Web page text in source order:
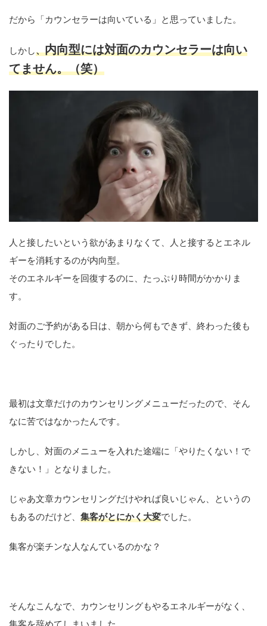
だから「カウンセラーは向いている」と思っていました。
しかし、内向型には対面のカウンセラーは向い
てません。（笑）
人と接したいという欲があまりなくて、人と接するとエネル
ギーを消耗するのが内向型。
そのエネルギーを回復するのに、たっぷり時間がかかりま
す。
対面のご予約がある日は、朝から何もできず、終わった後も
ぐったりでした。
最初は文章だけのカウンセリングメニューだったので、そん
なに苦ではなかったんです。
しかし、対面のメニューを入れた途端に「やりたくない！で
きない！」となりました。
じゃあ文章カウンセリングだけやれば良いじゃん、というの
もあるのだけど、 集客がとにかく大変でした。
集客が楽チンな人なんているのかな？
そんなこんなで、カウンセリングもやるエネルギーがなく、